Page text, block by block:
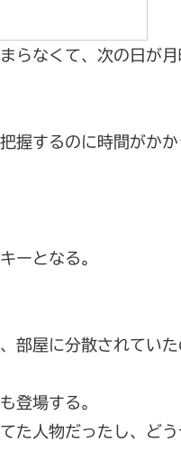
らなくて、次の日が
握するのに時間がかか
ーとなる。
部屋に分散されていた
登場する。
た人物だったし、どう